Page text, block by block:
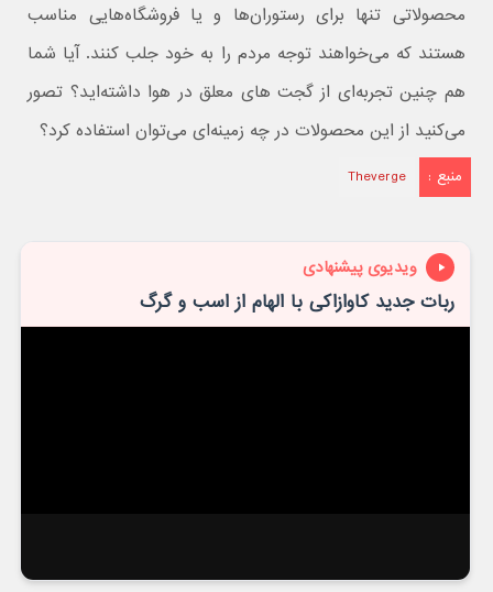
محصولاتی تنها برای رستوران‌ها و یا فروشگاه‌هایی مناسب
هستند که می‌خواهند توجه مردم را به خود جلب کنند. آیا شما
هم چنین تجربه‌ای از گجت های معلق در هوا داشته‌اید؟ تصور
می‌کنید از این محصولات در چه زمینه‌ای می‌توان استفاده کرد؟
منبع : Theverge
ویدیوی پیشنهادی
ربات جدید کاوازاکی با الهام از اسب و گرگ